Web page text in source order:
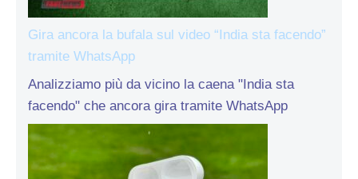
Gira ancora la bufala sul video “India sta facendo”
tramite WhatsApp
Analizziamo più da vicino la caena "India sta
facendo" che ancora gira tramite WhatsApp